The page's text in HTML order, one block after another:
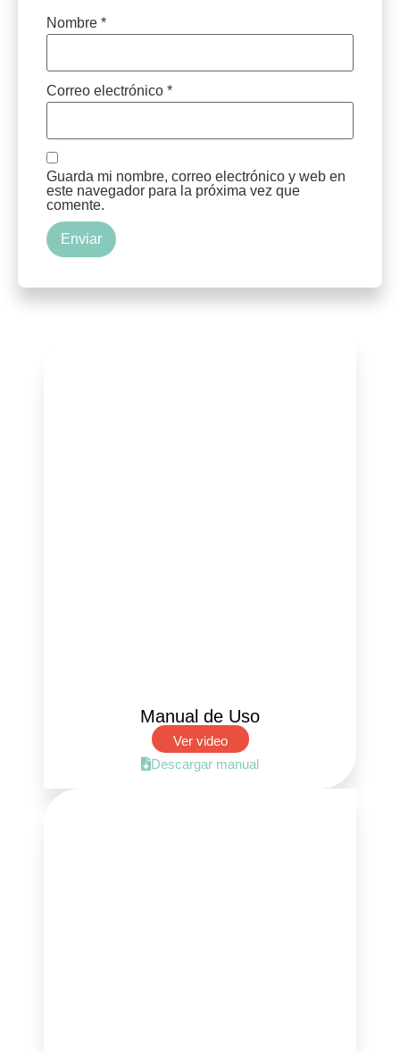
Nombre *
Correo electrónico *
Guarda mi nombre, correo electrónico y web en
este navegador para la próxima vez que
comente.
Manual de Uso
Ver video
Descargar manual